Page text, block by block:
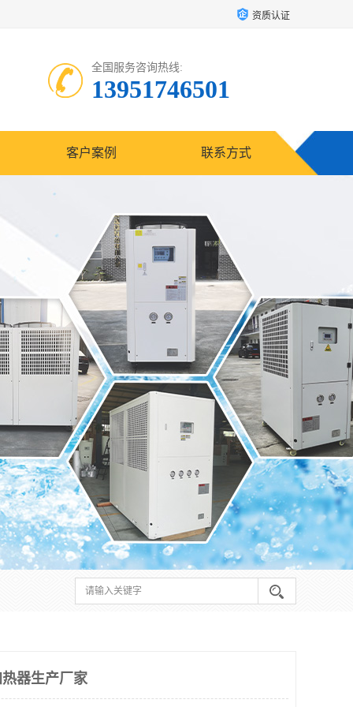
资质认证
全国服务咨询热线:
13951746501
客户案例 联系方式
器生产厂家